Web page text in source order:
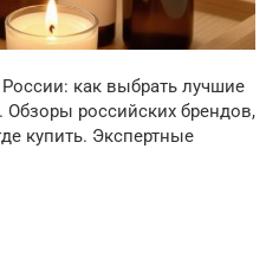
как выбрать лучшие
Обзоры российских брендов,
купить. Экспертные